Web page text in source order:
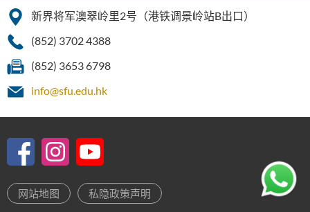
新界将军澳翠岭里2号（港铁调景岭站B出口）
(852) 3702 4388
(852) 3653 6798
info@sfu.edu.hk
网站地图 私隐政策声明